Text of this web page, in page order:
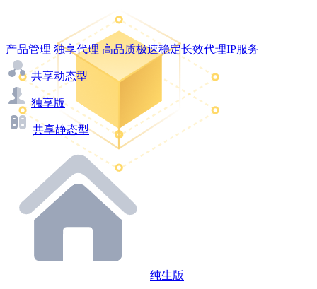
产品管理 独享代理 高品质极速稳定长效代理IP服务
共享动态型
独享版
共享静态型
纯生版